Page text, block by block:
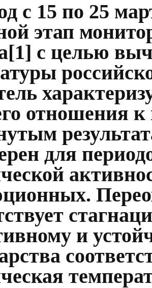
с 15 по 25
этап
с целью
отношения
для
и